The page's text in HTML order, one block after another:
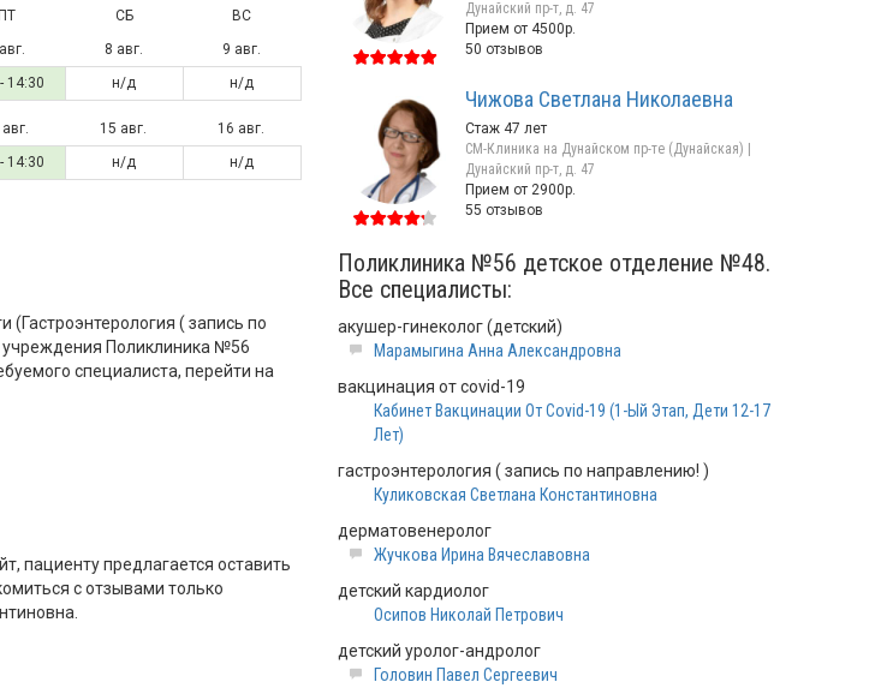
ПТ СБ
ВС
8 авг.
9 авг.
14:30 н/д н/д
15 авг.
16 авг.
14:30 н/д н/д
( запись по
Поликлиника №56
специалиста, перейти на
пациенту предлагается оставить
с отзывами только
Дунайский пр-т, д. 47
Прием от 4500р.
50 отзывов
Чижова Светлана Николаевна
Стаж 47 лет
СМ-Клиника на Дунайском пр-те (Дунайская) |
Дунайский пр-т, д. 47
Прием от 2900р.
55 отзывов
Поликлиника №56 детское отделение №48.
Все специалисты:
акушер-гинеколог (детский)
Марамыгина Анна Александровна
вакцинация от covid-19
Кабинет Вакцинации От Covid-19 (1-Ый Этап, Дети 12-17
Лет)
гастроэнтерология ( запись по направлению! )
Куликовская Светлана Константиновна
дерматовенеролог
Жучкова Ирина Вячеславовна
детский кардиолог
Осипов Николай Петрович
детский уролог-андролог
Головин Павел Сергеевич